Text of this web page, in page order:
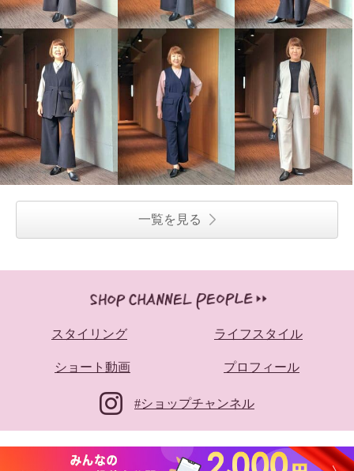
一覧を見る
スタイリング ライフスタイル
ショート動画 プロフィール
#ショップチャンネル